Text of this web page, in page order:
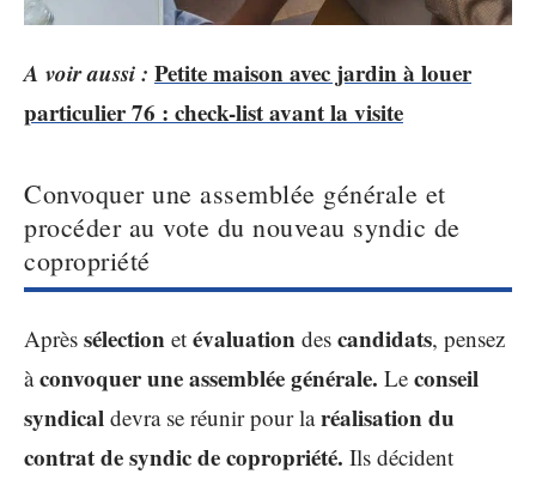
A voir aussi : Petite maison avec jardin à louer
particulier 76 : check-list avant la visite
Convoquer une assemblée générale et
procéder au vote du nouveau syndic de
copropriété
Après sélection et évaluation des candidats, pensez
àconvoquer une assemblée générale. Le conseil
syndical devra se réunir pour laréalisation du
contrat de syndic de copropriété. Ils décident